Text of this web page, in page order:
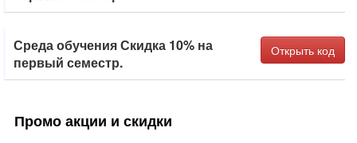
Среда обучения Скидка 10% на
первый семестр.
Открыть код
Промо акции и скидки